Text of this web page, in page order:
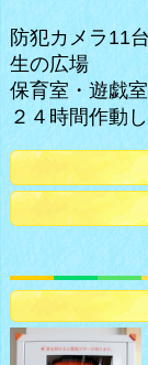
防犯カメラ11
生の広場
保育室・遊戯
２４時間作動